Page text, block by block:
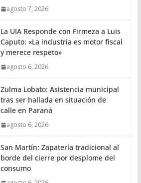
agosto 7, 2026
La UIA Responde con Firmeza a Luis
Caputo: «La industria es motor fiscal
y merece respeto»
agosto 6, 2026
Zulma Lobato: Asistencia municipal
tras ser hallada en situación de
calle en Paraná
agosto 6, 2026
San Martín: Zapatería tradicional al
borde del cierre por desplome del
consumo